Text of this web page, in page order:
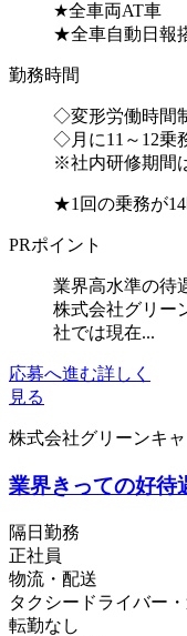
★全車両AT車
★全車自動日報
勤務時間
◇変形労働時間
◇月に11～12乗
※社内研修期間
★1回の乗務が
PRポイント
業界高水準の待
株式会社グリー
社では現在...
応募へ進む詳しく
見る
株式会社グリーンキャ
業界きっての好待
隔日勤務
正社員
物流・配送
タクシードライバー
転勤なし